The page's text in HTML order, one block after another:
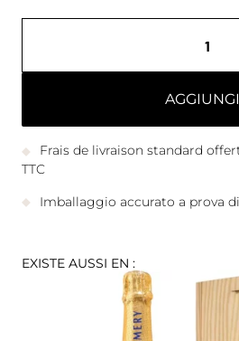
AGGIUNGI
Frais de livraison standard
TTC
Imballaggio accurato a prova
EXISTE AUSSI EN :